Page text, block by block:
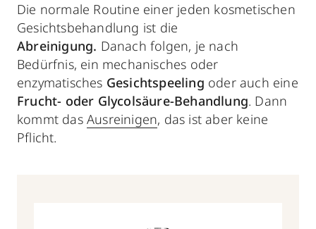
Die normale Routine einer jeden kosmetischen
Gesichtsbehandlung ist die
Abreinigung. Danach folgen, je nach
Bedürfnis, ein mechanisches oder
enzymatisches Gesichtspeeling oder auch eine
Frucht- oder Glycolsäure-Behandlung. Dann
kommt das Ausreinigen, das ist aber keine
Pflicht.